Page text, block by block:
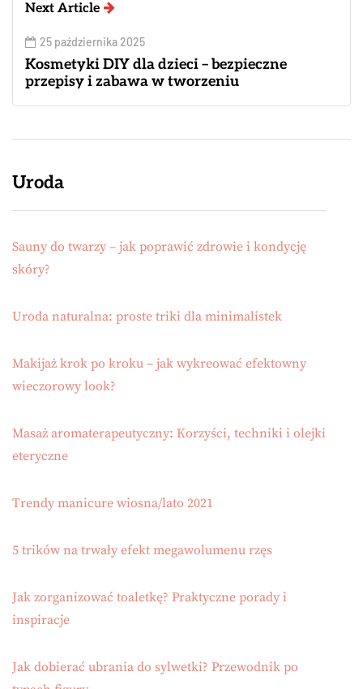
Next Article
25 października 2025
Kosmetyki DIY dla dzieci – bezpieczne
przepisy i zabawa w tworzeniu
Uroda
Sauny do twarzy – jak poprawić zdrowie i kondycję
skóry?
Uroda naturalna: proste triki dla minimalistek
Makijaż krok po kroku – jak wykreować efektowny
wieczorowy look?
Masaż aromaterapeutyczny: Korzyści, techniki i olejki
eteryczne
Trendy manicure wiosna/lato 2021
5 trików na trwały efekt megawolumenu rzęs
Jak zorganizować toaletkę? Praktyczne porady i
inspiracje
Jak dobierać ubrania do sylwetki? Przewodnik po